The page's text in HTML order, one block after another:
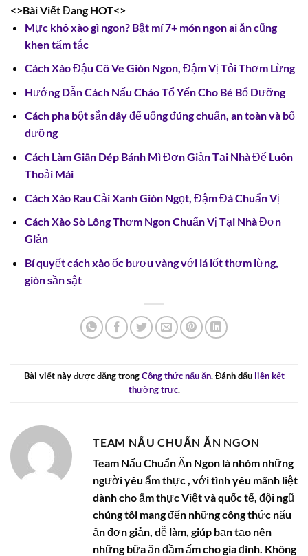
<>Bài Viết Đang HOT<>
Mực khô xào gì ngon? Bật mí 7+ món ngon ai ăn cũng
khen tấm tắc
Cách Xào Đậu Cô Ve Giòn Ngon, Đậm Vị Tỏi Thơm Lừng
Hướng Dẫn Cách Nấu Cháo Tổ Yến Cho Bé Bổ Dưỡng
Cách pha bột sắn dây để uống đúng chuẩn, an toàn và bổ
dưỡng
Cách Làm Giãn Dép Bánh Mì Đơn Giản Tại Nhà Để Luôn
Thoải Mái
Cách Xào Rau Cải Xanh Giòn Ngọt, Đậm Đà Chuẩn Vị
Cách Xào Sò Lông Thơm Ngon Chuẩn Vị Tại Nhà Đơn
Giản
Bí quyết cách xào ốc bươu vàng với lá lốt thơm lừng,
giòn sần sật
Bài viết này được đăng trongCông thức nấu ăn. Đánh dấu liên kết
thường trực.
TEAM NẤU CHUẨN ĂN NGON
Team Nấu Chuẩn Ăn Ngon là nhóm những
người yêu ẩm thực , với tình yêu mãnh liệt
dành cho ẩm thực Việt và quốc tế, đội ngũ
chúng tôi mang đến những công thức nấu
ăn đơn giản, dễ làm, giúp bạn tạo nên
những bữa ăn đầm ấm cho gia đình. Không